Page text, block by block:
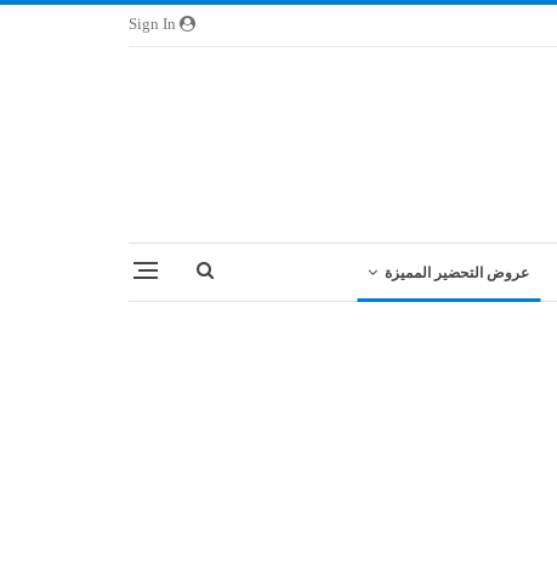
عروض التحضير المميزة